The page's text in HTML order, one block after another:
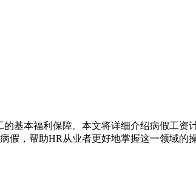
基本福利保障。本文将详细介绍病假工
，帮助HR从业者更好地掌握这一领域的